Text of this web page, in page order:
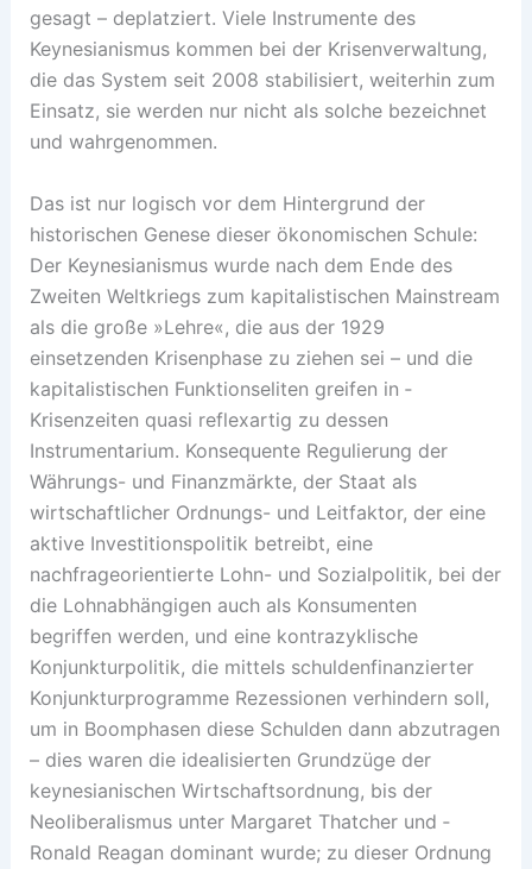
gesagt – deplatziert. Viele Instrumente des
Keynesianismus kommen bei der Krisenverwaltung,
die das System seit 2008 stabilisiert, weiterhin zum
Einsatz, sie werden nur nicht als solche ­bezeichnet
und wahrgenommen.
Das ist nur logisch vor dem Hintergrund der
historischen Genese dieser ökonomischen Schule:
Der Keynesianismus wurde nach dem Ende des
Zweiten Weltkriegs zum kapitalistischen Mainstream
als die große »Lehre«, die aus der 1929
einsetzenden Krisen­phase zu ziehen sei – und die
kapitalistischen Funktionseliten greifen in ­
Krisenzeiten quasi reflexartig zu dessen
Instrumentarium. Konsequente ­Regulierung der
Währungs- und Finanzmärkte, der Staat als
wirtschaftlicher Ordnungs- und Leitfaktor, der eine
aktive Investitionspolitik betreibt, eine
nachfrageorientierte Lohn- und Sozialpolitik, bei der
die Lohnabhängigen auch als Konsumenten
begriffen werden, und eine kontrazyklische
Konjunkturpolitik, die mittels schuldenfinanzierter
Konjunkturprogramme ­Rezessionen verhindern soll,
um in Boomphasen diese Schulden dann abzutragen
– dies waren die idealisierten Grundzüge der
keynesianischen Wirtschaftsordnung, bis der
Neoliberalismus unter Margaret Thatcher und ­
Ronald Reagan dominant wurde; zu dieser Ordnung